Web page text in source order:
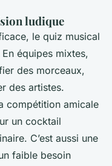
ludique
le quiz musical
équipes mixtes,
des morceaux,
des artistes.
compétition amicale
un cocktail
C’est aussi une
faible besoin